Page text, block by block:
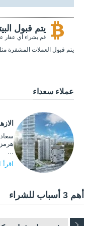
يتم قبول
قم بشراء أي عقار
يتم قبول العملات المشفرة
عملاء سعداء
اقرأ
أهم 3 أسباب للشراء